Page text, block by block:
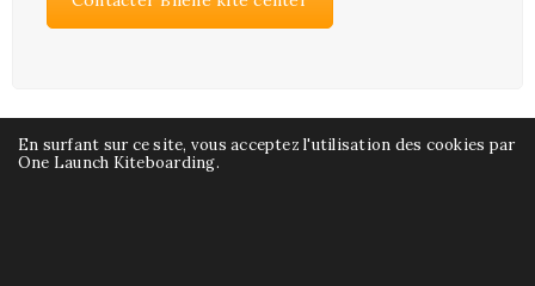
En surfant sur ce site, vous acceptez l'utilisation des cookies par
One Launch Kiteboarding.